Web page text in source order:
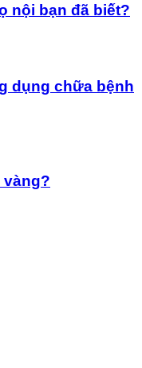
nội bạn đã biết?
dụng chữa bệnh
vàng?